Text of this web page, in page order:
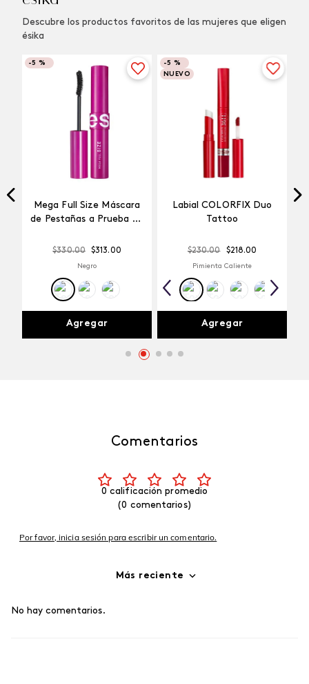
Descubre los productos favoritos de las mujeres que eligen
ésika
-5 %
Mega Full Size Máscara
de Pestañas a Prueba de
$330.00 $313.00
Negro
Agregar
-5 %
NUEVO
Labial COLORFIX Duo
Tattoo
$230.00 $218.00
Pimienta Caliente
Agregar
Comentarios
0 calificación promedio
(0 comentarios)
Por favor, inicia sesión para escribir un comentario.
Más reciente
No hay comentarios.